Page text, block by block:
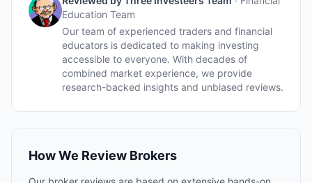
Education Team
Our team of experienced traders and financial
educators is dedicated to making investing
accessible to everyone. With decades of
combined market experience, we provide
research-backed insights and unbiased reviews.
How We Review Brokers